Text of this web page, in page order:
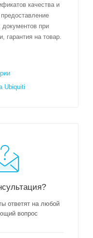
качества и
документов при
гарантия на товар.
Ubiquiti
ответят на любой
вопрос